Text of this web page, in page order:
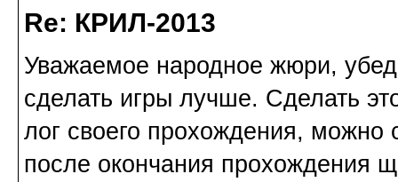
Re: КРИЛ-2013
Уважаемое народное жюри,
сделать игры лучше. Сделать
лог своего прохождения,
после окончания прохождения